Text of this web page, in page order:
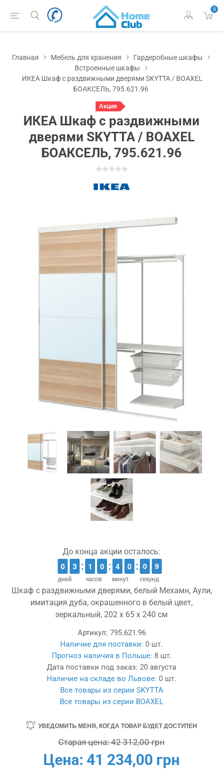
0
Главная Мебель для хранения
Гардеробные шкафы
Встроенные шкафы
ИКЕА Шкаф с раздвижными дверями SKYTTA / BOAXEL
БОАКСЕЛЬ, 795.621.96
Акция
ИКЕА Шкаф с раздвижными
дверями SKYTTA / BOAXEL
БОАКСЕЛЬ, 795.621.96
До конца акции осталось:
дней
9
9
0
0 2
2
3
3
часов
1
1
1
1 9
9
0
0
минут
3
3
4
4 9
9
0
0
секунд
1
0
0 9
8
8
Шкаф с раздвижными дверями, белый Мехамн, Аули,
имитация дуба, окрашенного в белый цвет,
зеркальный, 202 x 65 x 240 см
Артикул: 795.621.96
Наличие для поставки: 0 шт.
Прогноз наличия в Польше: 8 шт.
Дата поставки под заказ: 20 августа
Наличие на складе во Львове: 0 шт.
Все товары из серии SKYTTA
Все товары из серии BOAXEL
УВЕДОМИТЬ МЕНЯ, КОГДА ТОВАР БУДЕТ ДОСТУПЕН
Старая цена: 42 312,00 грн
Цена: 41 234,00 грн